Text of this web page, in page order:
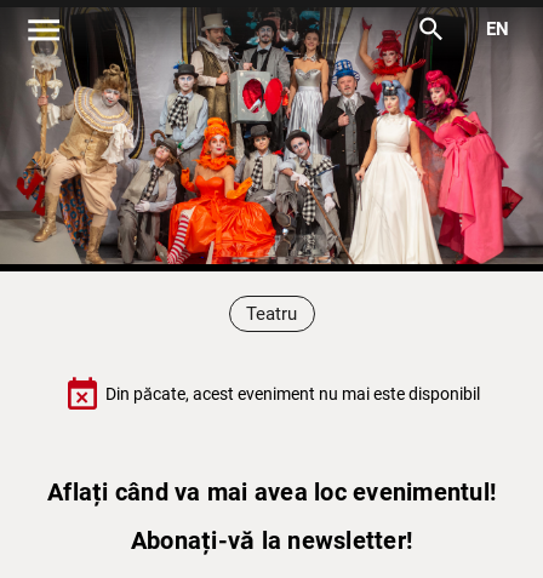
menu search EN
Teatru
event_busy Din păcate, acest eveniment nu mai este disponibil
Aflați când va mai avea loc evenimentul!
Abonați-vă la newsletter!